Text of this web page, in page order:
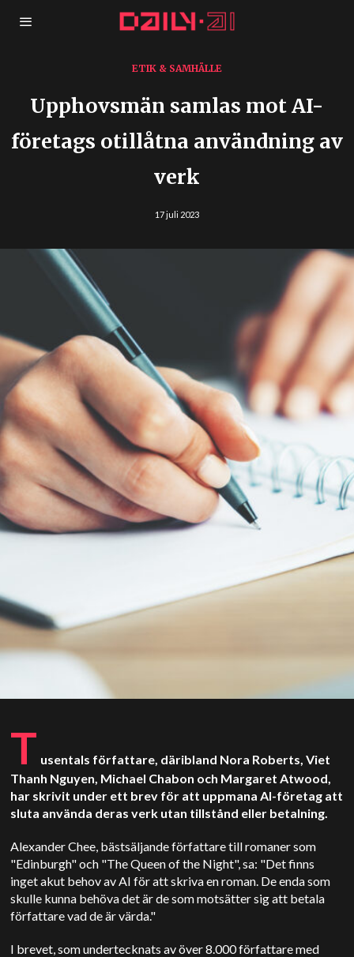
ETIK & SAMHÄLLE
Upphovsmän samlas mot AI-
företags otillåtna användning av
verk
17 juli 2023
T usentals författare, däribland Nora Roberts, Viet
Thanh Nguyen, Michael Chabon och Margaret Atwood,
har skrivit under ett brev för att uppmana AI-företag att
sluta använda deras verk utan tillstånd eller betalning.
Alexander Chee, bästsäljande författare till romaner som
"Edinburgh" och "The Queen of the Night", sa: "Det finns
inget akut behov av AI för att skriva en roman. De enda som
skulle kunna behöva det är de som motsätter sig att betala
författare vad de är värda."
I brevet, som undertecknats av över 8.000 författare med